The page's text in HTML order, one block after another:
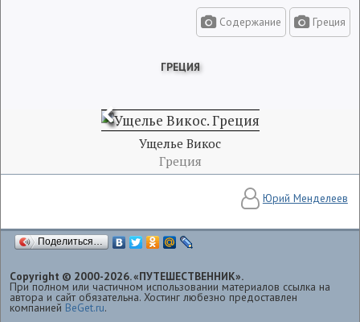
Содержание Греция
ГРЕЦИЯ
Ущелье Викос
Греция
Юрий Менделеев
Поделиться…
Copyright © 2000-2026. «ПУТЕШЕСТВЕННИК».
При полном или частичном использовании материалов ссылка на
автора и сайт обязательна. Хостинг любезно предоставлен
компанией BeGet.ru.